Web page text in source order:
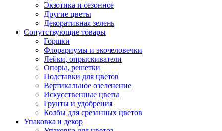
Экзотика и сезонное
Другие цветы
Декоративная зелень
Сопутствующие товары
Горшки
Флорариумы и экочеловечки
Лейки, опрыскиватели
Опоры, решетки
Подставки для цветов
Вертикальное озеленение
Искусственные цветы
Грунты и удобрения
Колбы для срезанных цветов
Упаковка и декор